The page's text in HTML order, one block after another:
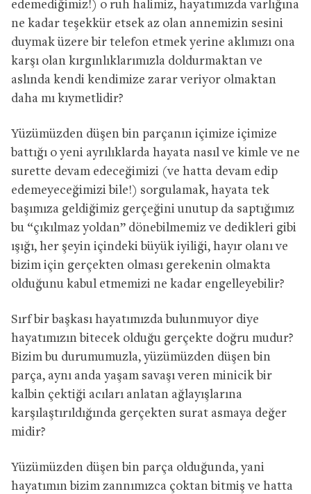
edemediğimiz!) o ruh halimiz, hayatımızda varlığına
ne kadar teşekkür etsek az olan annemizin sesini
duymak üzere bir telefon etmek yerine aklımızı ona
karşı olan kırgınlıklarımızla doldurmaktan ve
aslında kendi kendimize zarar veriyor olmaktan
daha mı kıymetlidir?
Yüzümüzden düşen bin parçanın içimize içimize
battığı o yeni ayrılıklarda hayata nasıl ve kimle ve ne
surette devam edeceğimizi (ve hatta devam edip
edemeyeceğimizi bile!) sorgulamak, hayata tek
başımıza geldiğimiz gerçeğini unutup da saptığımız
bu “çıkılmaz yoldan” dönebilmemiz ve dedikleri gibi
ışığı, her şeyin içindeki büyük iyiliği, hayır olanı ve
bizim için gerçekten olması gerekenin olmakta
olduğunu kabul etmemizi ne kadar engelleyebilir?
Sırf bir başkası hayatımızda bulunmuyor diye
hayatımızın bitecek olduğu gerçekte doğru mudur?
Bizim bu durumumuzla, yüzümüzden düşen bin
parça, aynı anda yaşam savaşı veren minicik bir
kalbin çektiği acıları anlatan ağlayışlarına
karşılaştırıldığında gerçekten surat asmaya değer
midir?
Yüzümüzden düşen bin parça olduğunda, yani
hayatımın bizim zannımızca çoktan bitmiş ve hatta